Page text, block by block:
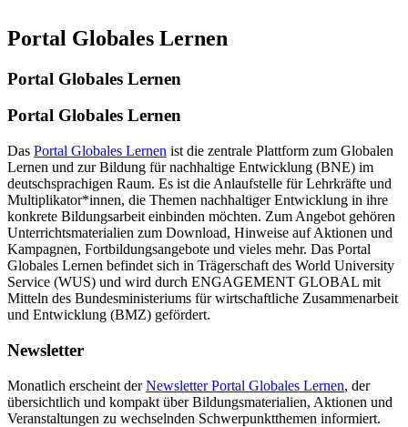
Portal Globales Lernen
Portal Globales Lernen
Portal Globales Lernen
Das Portal Globales Lernen ist die zentrale Plattform zum Globalen
Lernen und zur Bildung für nachhaltige Entwicklung (BNE) im
deutschsprachigen Raum. Es ist die Anlaufstelle für Lehrkräfte und
Multiplikator*innen, die Themen nachhaltiger Entwicklung in ihre
konkrete Bildungsarbeit einbinden möchten. Zum Angebot gehören
Unterrichtsmaterialien zum Download, Hinweise auf Aktionen und
Kampagnen, Fortbildungsangebote und vieles mehr. Das Portal
Globales Lernen befindet sich in Trägerschaft des World University
Service (WUS) und wird durch ENGAGEMENT GLOBAL mit
Mitteln des Bundesministeriums für wirtschaftliche Zusammenarbeit
und Entwicklung (BMZ) gefördert.
Newsletter
Monatlich erscheint derNewsletter Portal Globales Lernen, der
übersichtlich und kompakt über Bildungsmaterialien, Aktionen und
Veranstaltungen zu wechselnden Schwerpunktthemen informiert.